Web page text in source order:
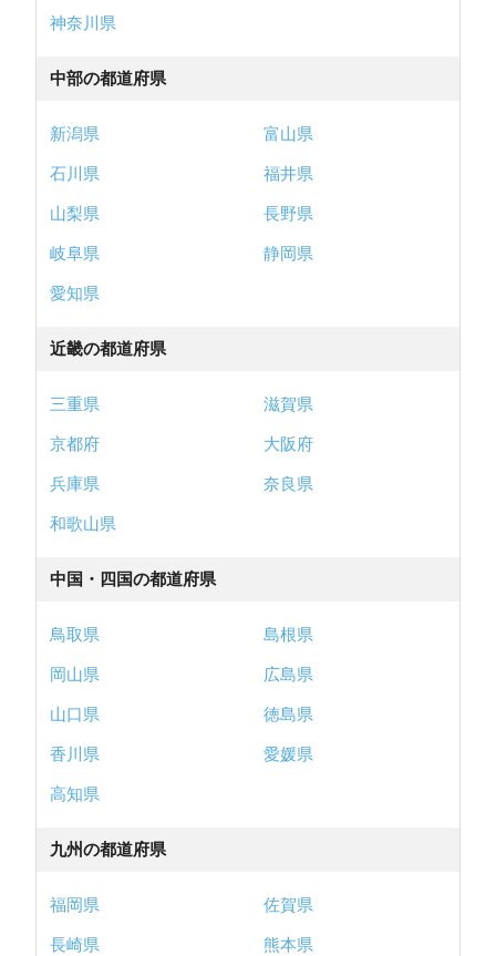
神奈川県
中部の都道府県
新潟県
富山県
石川県
福井県
山梨県
長野県
岐阜県
静岡県
愛知県
近畿の都道府県
三重県
滋賀県
京都府
大阪府
兵庫県
奈良県
和歌山県
中国・四国の都道府県
鳥取県
島根県
岡山県
広島県
山口県
徳島県
香川県
愛媛県
高知県
九州の都道府県
福岡県
佐賀県
長崎県
熊本県